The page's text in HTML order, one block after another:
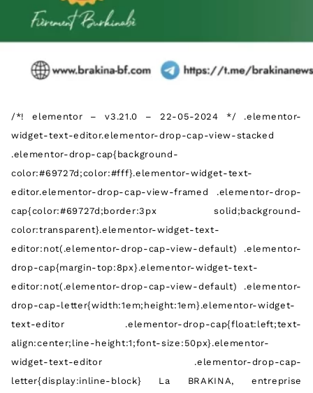
/*! elementor – v3.21.0 – 22-05-2024 */ .elementor-
widget-text-editor.elementor-drop-cap-view-stacked
.elementor-drop-cap{background-
color:#69727d;color:#fff}.elementor-widget-text-
editor.elementor-drop-cap-view-framed .elementor-drop-
cap{color:#69727d;border:3px solid;background-
color:transparent}.elementor-widget-text-
editor:not(.elementor-drop-cap-view-default) .elementor-
drop-cap{margin-top:8px}.elementor-widget-text-
editor:not(.elementor-drop-cap-view-default) .elementor-
drop-cap-letter{width:1em;height:1em}.elementor-widget-
text-editor .elementor-drop-cap{float:left;text-
align:center;line-height:1;font-size:50px}.elementor-
widget-text-editor .elementor-drop-cap-
letter{display:inline-block} La BRAKINA, entreprise